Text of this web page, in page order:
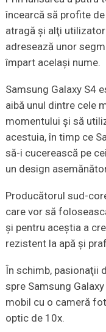
încearcă să profite
atragă şi alţi
adresează unor
împart acelaşi nume.
Samsung Galaxy S4
aibă unul dintre cele
momentului şi să
acestuia, în timp ce
să-i cucerească pe
un design
Producătorul sud-
care vor să
şi pentru aceştia a
rezistent la apă şi
În schimb, pasionaţii
spre Samsung
mobil cu o cameră
optic de 10x.